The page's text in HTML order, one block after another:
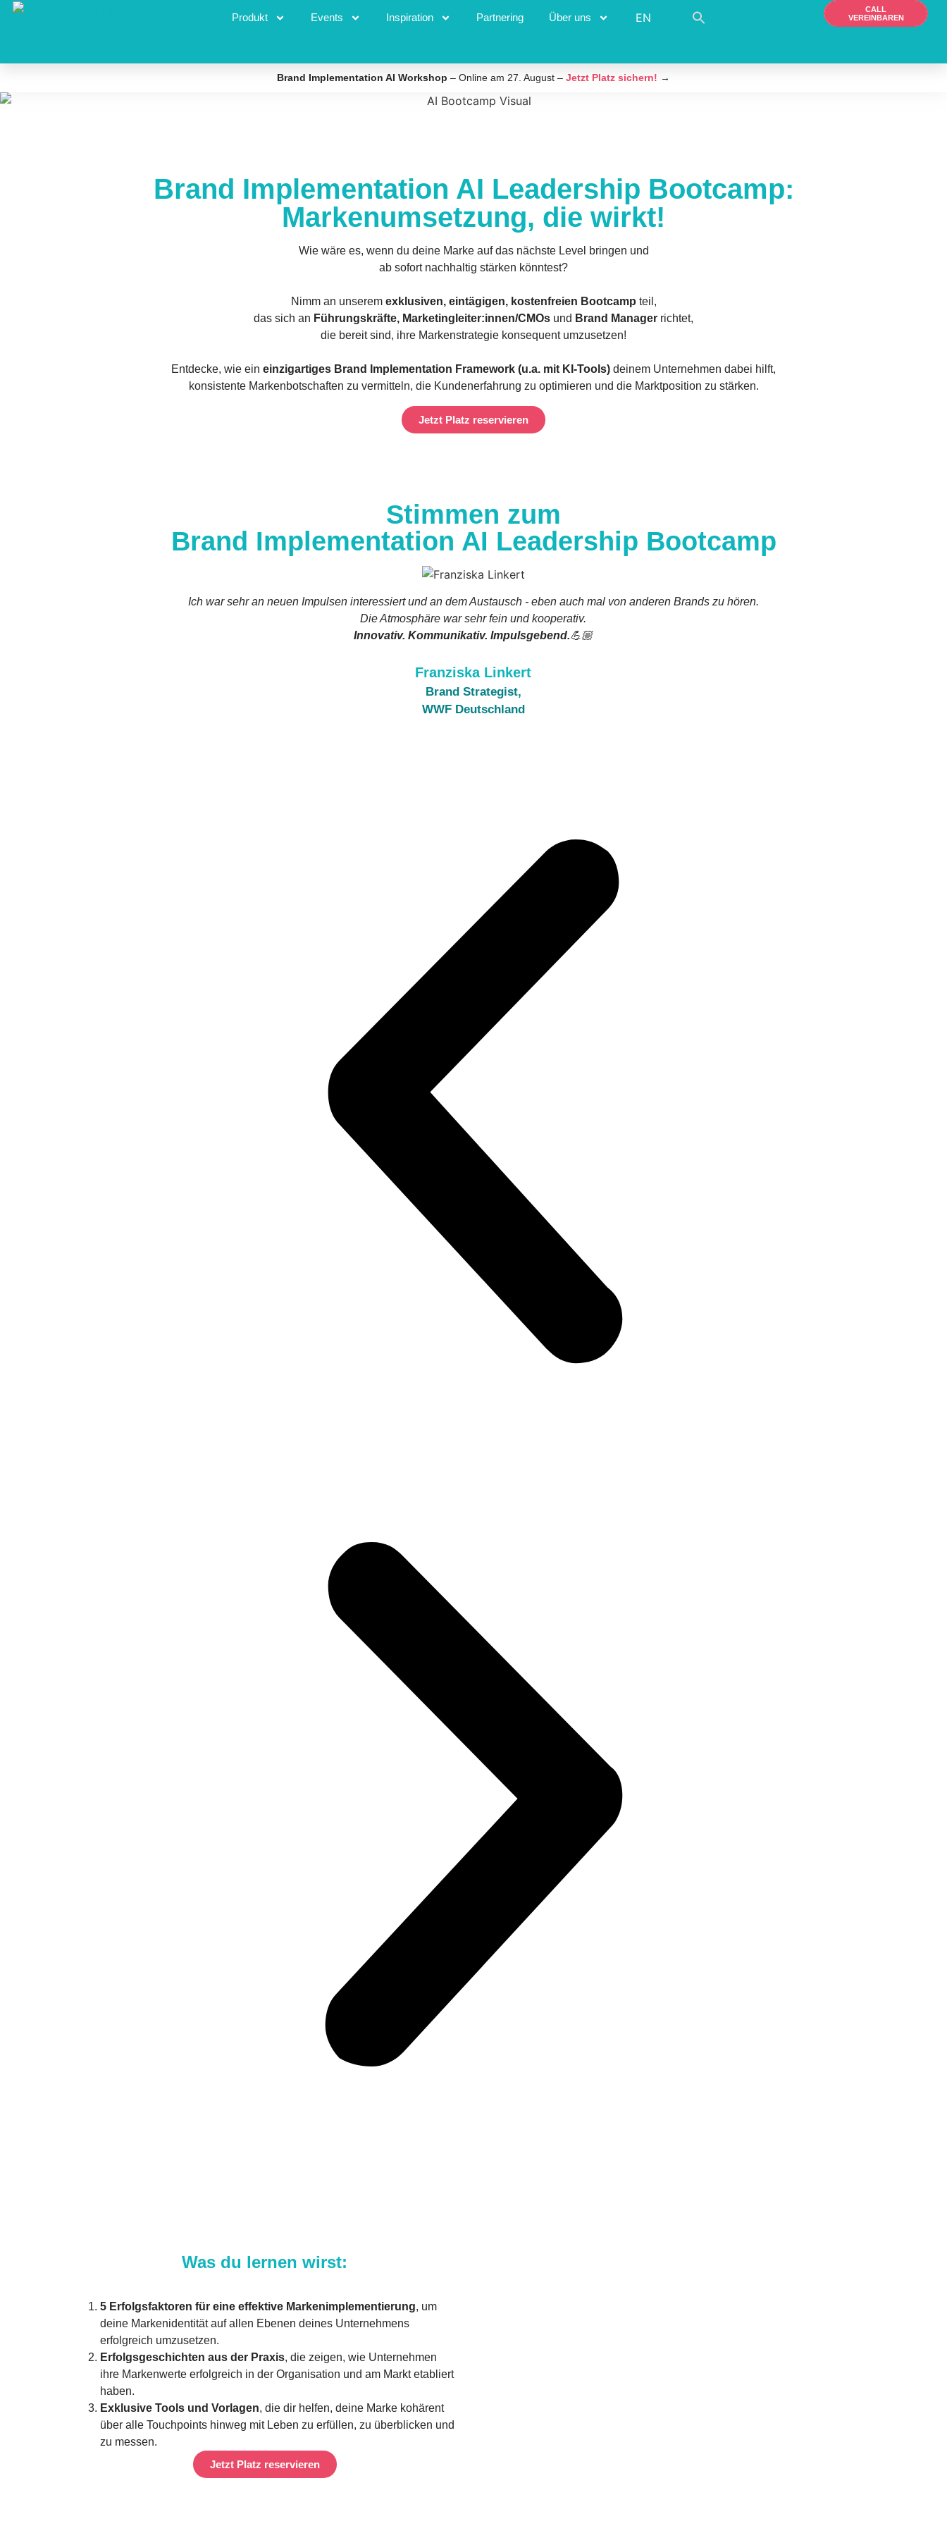
Produkt Events Inspiration Partnering Über uns EN
CALL
VEREINBAREN
Brand Implementation AI Workshop – Online am 27. August – Jetzt Platz sichern! →
Brand Implementation AI Leadership Bootcamp:
Markenumsetzung, die wirkt!
Wie wäre es, wenn du deine Marke auf das nächste Level bringen und
ab sofort nachhaltig stärken könntest?
Nimm an unserem exklusiven, eintägigen, kostenfreien Bootcamp teil,
das sich an Führungskräfte, Marketingleiter:innen/CMOs und Brand Manager richtet,
die bereit sind, ihre Markenstrategie konsequent umzusetzen!
Entdecke, wie ein einzigartiges Brand Implementation Framework (u.a. mit KI-Tools) deinem Unternehmen dabei hilft,
konsistente Markenbotschaften zu vermitteln, die Kundenerfahrung zu optimieren und die Marktposition zu stärken.
Jetzt Platz reservieren
Stimmen zum
Brand Implementation AI Leadership Bootcamp
Ich war sehr an neuen Impulsen interessiert und an dem Austausch - eben auch mal von anderen Brands zu hören.
Die Atmosphäre war sehr fein und kooperativ.
Innovativ. Kommunikativ. Impulsgebend.💪🏼
Franziska Linkert
Brand Strategist,
WWF Deutschland
Was du lernen wirst:
5 Erfolgsfaktoren für eine effektive Markenimplementierung, um
deine Markenidentität auf allen Ebenen deines Unternehmens
erfolgreich umzusetzen.
Erfolgsgeschichten aus der Praxis, die zeigen, wie Unternehmen
ihre Markenwerte erfolgreich in der Organisation und am Markt etabliert
haben.
Exklusive Tools und Vorlagen, die dir helfen, deine Marke kohärent
über alle Touchpoints hinweg mit Leben zu erfüllen, zu überblicken und
zu messen.
Jetzt Platz reservieren